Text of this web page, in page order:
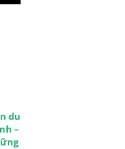
du
–